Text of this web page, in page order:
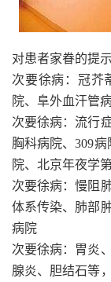
对患者家眷的提
次要徐病：冠芥
院、阜外血汗管
次要徐病：流行
胸科病院、309
院、北京年夜学
次要徐病：慢阻
体系传染、肺部
病院
次要徐病：胃炎
腺炎、胆结石等